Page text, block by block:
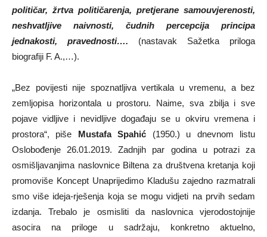
političar, žrtva političarenja, pretjerane samouvjerenosti,
neshvatljive naivnosti, čudnih percepcija principa
jednakosti, pravednosti…. (nastavak Sažetka priloga
biografiji F. A.,…).
„Bez povijesti nije spoznatljiva vertikala u vremenu, a bez
zemljopisa horizontala u prostoru. Naime, sva zbilja i sve
pojave vidljive i nevidljive događaju se u okviru vremena i
prostora“, piše Mustafa Spahić (1950.) u dnevnom listu
Oslobođenje 26.01.2019. Zadnjih par godina u potrazi za
osmišljavanjima naslovnice Biltena za društvena kretanja koji
promoviše Koncept Unaprijedimo Kladušu zajedno razmatrali
smo više ideja-rješenja koja se mogu vidjeti na prvih sedam
izdanja. Trebalo je osmisliti da naslovnica vjerodostojnije
asocira na priloge u sadržaju, konkretno aktuelno,